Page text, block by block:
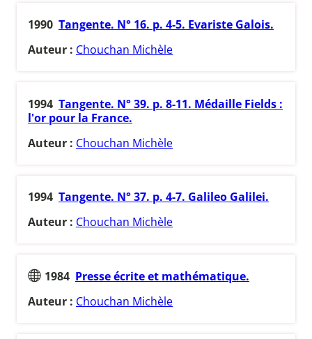
1990 Tangente. N° 16. p. 4-5. Evariste Galois.
Auteur : Chouchan Michèle
1994 Tangente. N° 39. p. 8-11. Médaille Fields :
l'or pour la France.
Auteur : Chouchan Michèle
1994 Tangente. N° 37. p. 4-7. Galileo Galilei.
Auteur : Chouchan Michèle
1984 Presse écrite et mathématique.
Auteur : Chouchan Michèle